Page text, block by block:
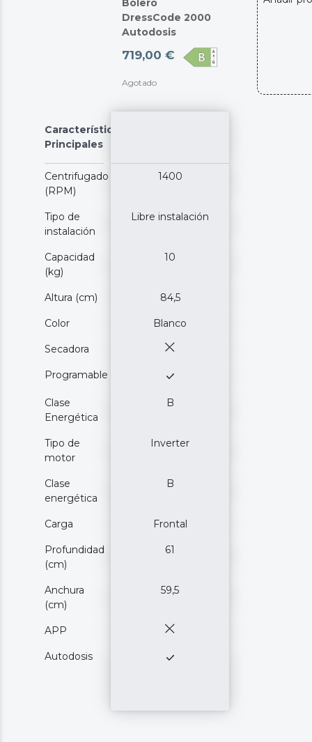
Bolero
DressCode 2000
Autodosis
719,00 €
Agotado
Características
Principales
Centrifugado
(RPM)
1400
Tipo de
instalación
Libre instalación
Capacidad
(kg)
10
Altura (cm) 84,5
Color Blanco
Secadora
Programable
Clase
Energética
B
Tipo de
motor
Inverter
Clase
energética
B
Carga Frontal
Profundidad
(cm)
61
Anchura
(cm)
59,5
APP
Autodosis